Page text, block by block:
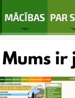
MĀCĪBAS PAR